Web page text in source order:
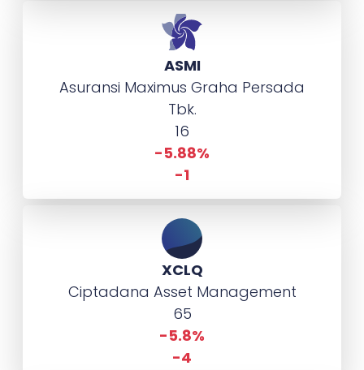
ASMI
Asuransi Maximus Graha Persada
Tbk.
16
-5.88%
-1
XCLQ
Ciptadana Asset Management
65
-5.8%
-4